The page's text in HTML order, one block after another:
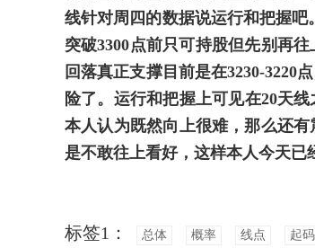
线针对周四的数据说运行和把握吧
突破3300点前只可持股但先别再
回落真正支撑目前是在3230-3220
险了。运行和把握上可见在20天
本人认为既然向上很难，那么还
是不敢往上看好，这样本人今天已
标签1： 总体 概率 线点 起码